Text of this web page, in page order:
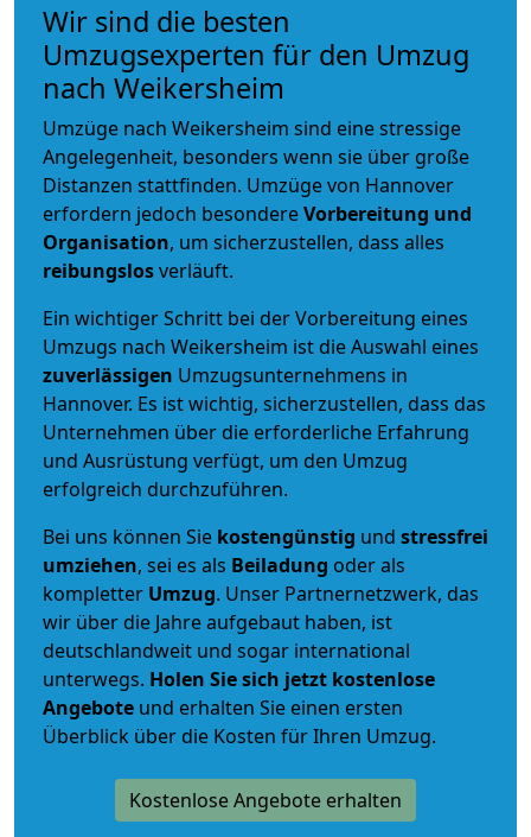
Wir sind die besten
Umzugsexperten für den Umzug
nach Weikersheim
Umzüge nach Weikersheim sind eine stressige
Angelegenheit, besonders wenn sie über große
Distanzen stattfinden. Umzüge von Hannover
erfordern jedoch besondereVorbereitung und
Organisation, um sicherzustellen, dass alles
reibungslosverläuft.
Ein wichtiger Schritt bei der Vorbereitung eines
Umzugs nach Weikersheim ist die Auswahl eines
zuverlässigen Umzugsunternehmens in
Hannover. Es ist wichtig, sicherzustellen, dass das
Unternehmen über die erforderliche Erfahrung
und Ausrüstung verfügt, um den Umzug
erfolgreich durchzuführen.
Bei uns können Sie kostengünstig und stressfrei
umziehen, sei es als Beiladung oder als
kompletter Umzug. Unser Partnernetzwerk, das
wir über die Jahre aufgebaut haben, ist
deutschlandweit und sogar international
unterwegs. Holen Sie sich jetzt kostenlose
Angebote und erhalten Sie einen ersten
Überblick über die Kosten für Ihren Umzug.
Kostenlose Angebote erhalten